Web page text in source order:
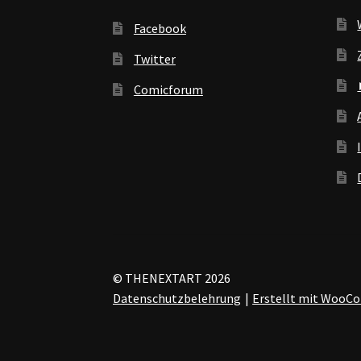
Facebook
Twitter
Comicforum
© THENEXTART 2026
Datenschutzbelehrung
Erstellt mit